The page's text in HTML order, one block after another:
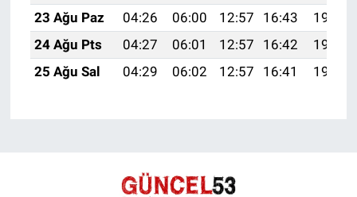
23 Ağu Paz
04:26 06:00 12:57 16:43
19:45
24 Ağu Pts
04:27 06:01 12:57 16:42
19:43
25 Ağu Sal
04:29 06:02 12:57 16:41 19:42